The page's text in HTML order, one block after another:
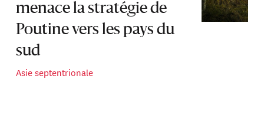
menace la stratégie de
Poutine vers les pays du
sud
Asie septentrionale